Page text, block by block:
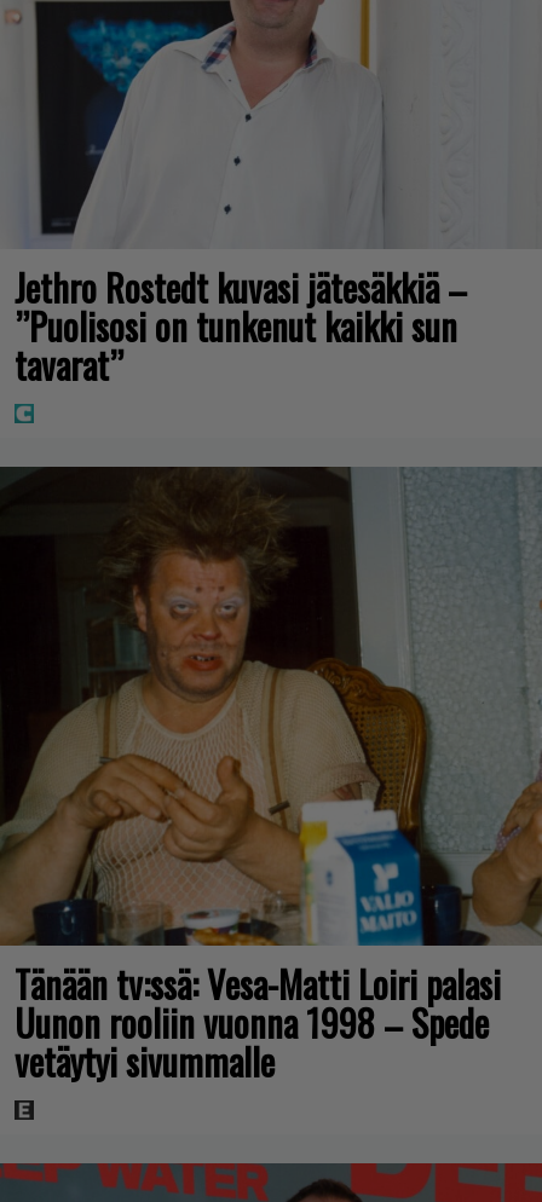
Jethro Rostedt kuvasi jätesäkkiä –
”Puolisosi on tunkenut kaikki sun
tavarat”
Tänään tv:ssä: Vesa-Matti Loiri palasi
Uunon rooliin vuonna 1998 – Spede
vetäytyi sivummalle